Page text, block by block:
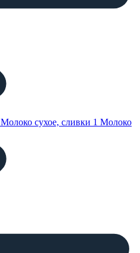
Молоко сухое, сливки 1 Молоко